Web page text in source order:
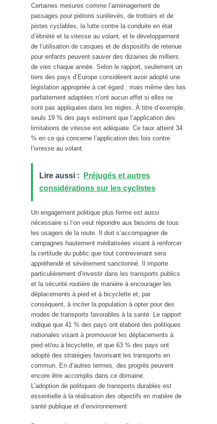
Certaines mesures comme l’aménagement de
passages pour piétons surélevés, de trottoirs et de
pistes cyclables, la lutte contre la conduite en état
d’ébriété et la vitesse au volant, et le développement
de l’utilisation de casques et de dispositifs de retenue
pour enfants peuvent sauver des dizaines de milliers
de vies chaque année. Selon le rapport, seulement un
tiers des pays d’Europe considèrent avoir adopté une
législation appropriée à cet égard ; mais même des lois
parfaitement adaptées n’ont aucun effet si elles ne
sont pas appliquées dans les règles. À titre d’exemple,
seuls 19 % des pays estiment que l’application des
limitations de vitesse est adéquate. Ce taux atteint 34
% en ce qui concerne l’application des lois contre
l’ivresse au volant.
Lire aussi :
Préjugés et autres
considérations sur les cyclistes
Un engagement politique plus ferme est aussi
nécessaire si l’on veut répondre aux besoins de tous
les usagers de la route. Il doit s’accompagner de
campagnes hautement médiatisées visant à renforcer
la certitude du public que tout contrevenant sera
appréhendé et sévèrement sanctionné. Il importe
particulièrement d’investir dans les transports publics
et la sécurité routière de manière à encourager les
déplacements à pied et à bicyclette et, par
conséquent, à inciter la population à opter pour des
modes de transports favorables à la santé. Le rapport
indique que 41 % des pays ont élaboré des politiques
nationales visant à promouvoir les déplacements à
pied et/ou à bicyclette, et que 63 % des pays ont
adopté des stratégies favorisant les transports en
commun. En d’autres termes, des progrès peuvent
encore être accomplis dans ce domaine.
L’adoption de politiques de transports durables est
essentielle à la réalisation des objectifs en matière de
santé publique et d’environnement